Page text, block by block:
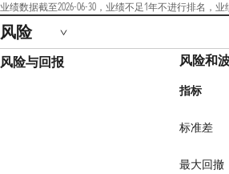
业绩数据截至2026-06-30，业绩不足1年不进行排名，
风险
风险与回报 风险和
指标
标准差
最大回撤